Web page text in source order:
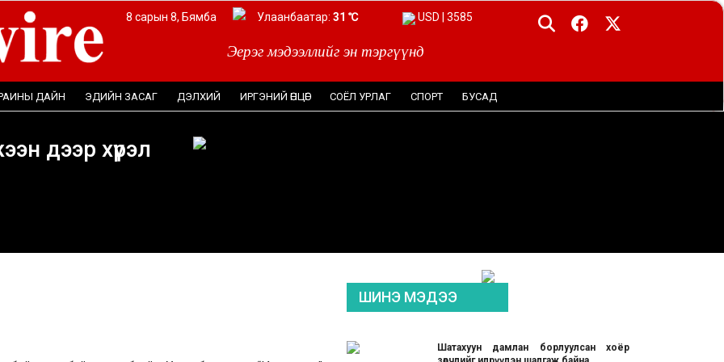
Эерэг мэдээллийг эн тэргүүнд
8 сарын 8, Бямба Дархан:33 ℃
Улаанбаатар: 31 ℃ EUR | 4044
ДАЙН ЭДИЙН ЗАСАГ ДЭЛХИЙ ИРГЭНИЙ ӨНЦӨГ СОЁЛ УРЛАГ СПОРТ БУСАД
дээр хүрэл
ШИНЭ МЭДЭЭ
Шатахуун дамлан борлуулсан хоёр